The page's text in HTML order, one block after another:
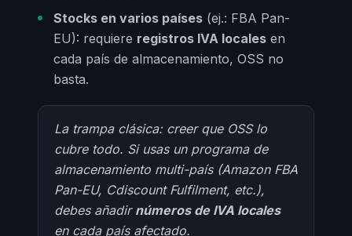
Stocks en varios países (ej.: FBA Pan-
EU): requiere registros IVA locales en
cada país de almacenamiento, OSS no
basta.
La trampa clásica: creer que OSS lo
cubre todo. Si usas un programa de
almacenamiento multi-país (Amazon FBA
Pan-EU, Cdiscount Fulfilment, etc.),
debes añadir números de IVA locales
en cada país afectado.